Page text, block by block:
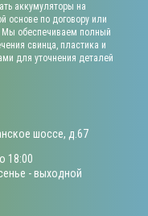
аккумуляторы на
основе по договору или
Мы обеспечиваем полный
свинца, пластика и
для уточнения деталей
шоссе, д.67
18:00
- выходной